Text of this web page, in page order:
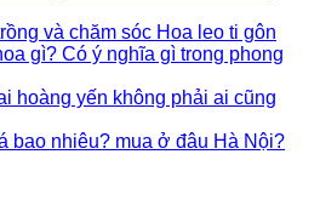
và chăm sóc Hoa leo ti gôn
gì? Có ý nghĩa gì trong phong
hoàng yến không phải ai cũng
bao nhiêu? mua ở đâu Hà Nội?